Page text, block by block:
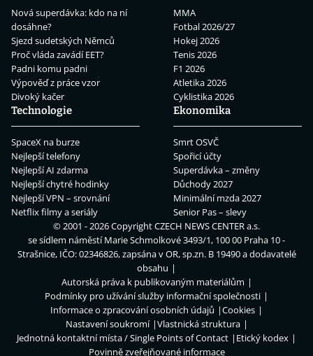
Nová superdávka: kdo na ní
dosáhne?
Sjezd sudetských Němců
Proč vláda zavádí EET?
Padni komu padni
Výpověď z práce vzor
Divoký kačer
MMA
Fotbal 2026/27
Hokej 2026
Tenis 2026
F1 2026
Atletika 2026
Cyklistika 2026
Technologie
SpaceX na burze
Nejlepší telefony
Nejlepší AI zdarma
Nejlepší chytré hodinky
Nejlepší VPN – srovnání
Netflix filmy a seriály
Ekonomika
Smrt OSVČ
Spořicí účty
Superdávka – změny
Důchody 2027
Minimální mzda 2027
Senior Pas – slevy
© 2001 - 2026 CopyrightCZECH NEWS CENTER a.s.
se sídlem náměstí Marie Schmolkové 3493/1, 100 00 Praha 10 -
Strašnice, IČO: 02346826, zapsána v OR, sp.zn. B 19490 a dodavatelé
obsahu
Autorská práva k publikovaným materiálům
Podmínky pro užívání služby informační společnosti
Informace o zpracování osobních údajů
Cookies
Nastavení soukromí
Vlastnická struktura
Jednotná kontaktní místa / Single Points of Contact
Etický kodex
Povinně zveřejňované informace